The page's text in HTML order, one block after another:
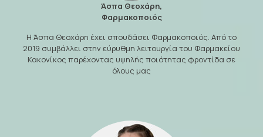
Άσπα Θεοχάρη,
Φαρμακοποιός
Η Άσπα Θεοχάρη έχει σπουδάσει Φαρμακοποιός. Από το
2019 συμβάλλει στην εύρυθμη λειτουργία του Φαρμακείου
Κακονίκος παρέχοντας υψηλής ποιότητας φροντίδα σε
όλους μας